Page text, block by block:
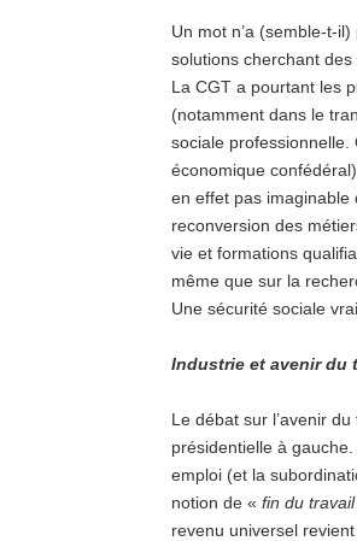
Un mot n’a (semble-t-
solutions cherchant
La CGT a pourtant les
(notamment dans le
sociale
économique
en effet pas imaginable
reconversion des
vie et formations
même que sur la
Une sécurité sociale
Industrie et avenir du
Le débat sur l’avenir
présidentielle à
emploi (et la
notion de « fin du
revenu universel